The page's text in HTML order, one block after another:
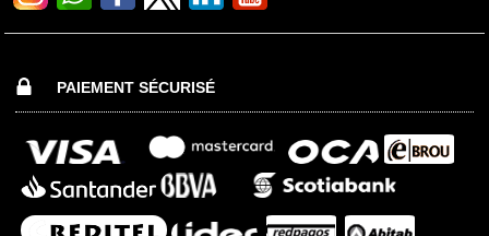
PAIEMENT SÉCURISÉ